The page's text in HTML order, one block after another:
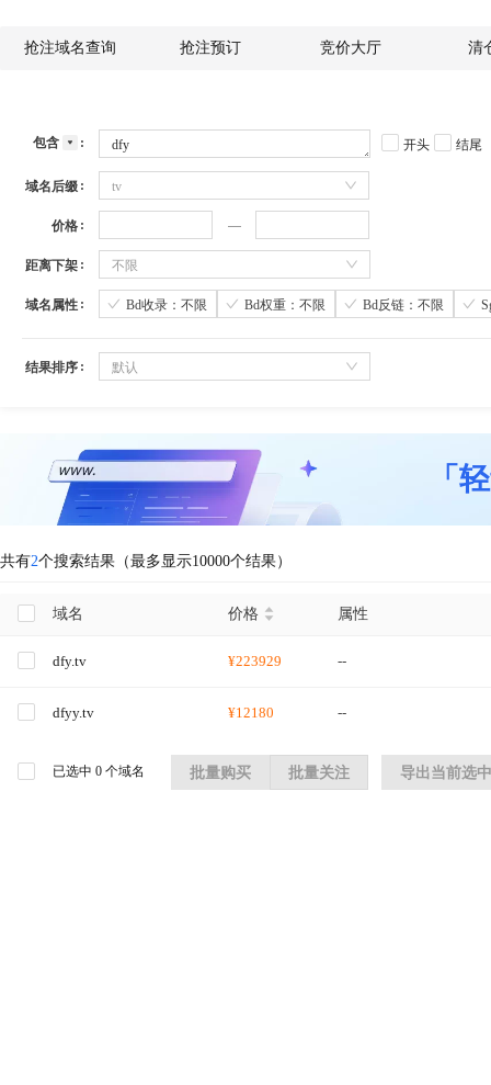
抢注域名查询 抢注预订 竞价大厅 清
包含 开头 结尾
域名后缀 tv
价格
距离下架 不限
域名属性 Bd收录：不限 Bd权重：不限 Bd反链：不限
结果排序 默认
「
共有2个搜索结果（最多显示10000个结果）
域名 价格 属性
dfy.tv ¥223929 --
dfyy.tv ¥12180 --
已选中 0 个域名 批量购买 批量关注 导出当前选中